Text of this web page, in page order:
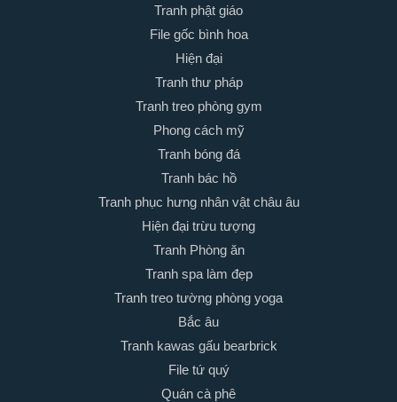
Tranh phật giáo
File gốc bình hoa
Hiện đại
Tranh thư pháp
Tranh treo phòng gym
Phong cách mỹ
Tranh bóng đá
Tranh bác hồ
Tranh phục hưng nhân vật châu âu
Hiện đại trừu tượng
Tranh Phòng ăn
Tranh spa làm đẹp
Tranh treo tường phòng yoga
Bắc âu
Tranh kawas gấu bearbrick
File tứ quý
Quán cà phê